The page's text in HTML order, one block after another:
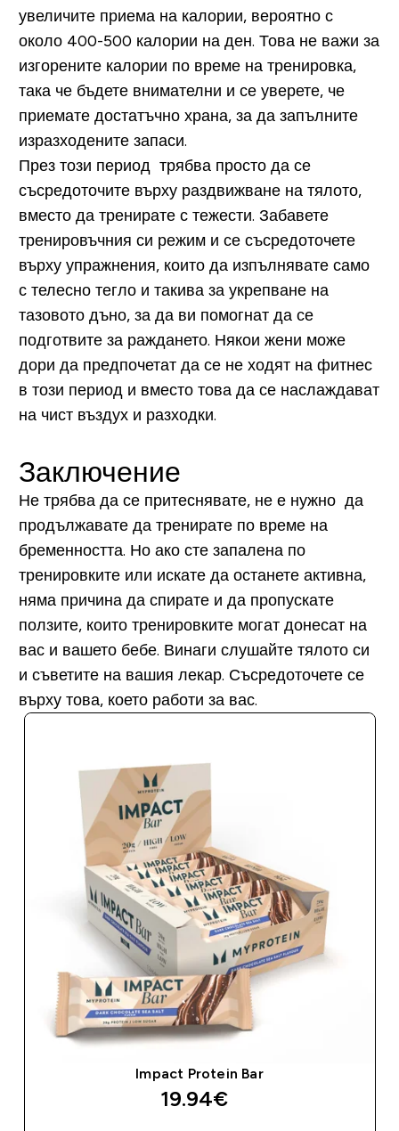
увеличите приема на калории, вероятно с
около 400-500 калории на ден. Това не важи за
изгорените калории по време на тренировка,
така че бъдете внимателни и се уверете, че
приемате достатъчно храна, за да запълните
изразходените запаси.
През този период трябва просто да се
съсредоточите върху раздвижване на тялото,
вместо да тренирате с тежести. Забавете
тренировъчния си режим и се съсредоточете
върху упражнения, които да изпълнявате само
с телесно тегло и такива за укрепване на
тазовото дъно, за да ви помогнат да се
подготвите за раждането. Някои жени може
дори да предпочетат да се не ходят на фитнес
в този период и вместо това да се наслаждават
на чист въздух и разходки.
Заключение
Не трябва да се притеснявате, не е нужно да
продължавате да тренирате по време на
бременността. Но ако сте запалена по
тренировките или искате да останете активна,
няма причина да спирате и да пропускате
ползите, които тренировките могат донесат на
вас и вашето бебе. Винаги слушайте тялото си
и съветите на вашия лекар. Съсредоточете се
върху това, което работи за вас.
Impact Protein Bar
19.94€‎